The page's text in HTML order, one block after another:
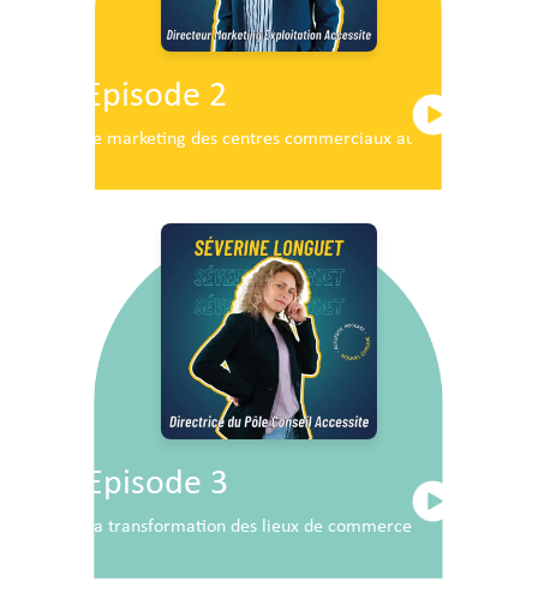
Episode 2
Le marketing des centres commerciaux au service du
Episode 3
La transformation des lieux de commerce